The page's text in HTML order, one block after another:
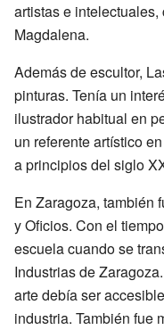
artistas e
Magdalena.
Además de escultor,
pinturas. Tenía un
ilustrador habitual en
un referente artístico
a principios del siglo
En Zaragoza, también
y Oficios. Con el
escuela cuando se
Industrias de
arte debía ser
industria. También fue